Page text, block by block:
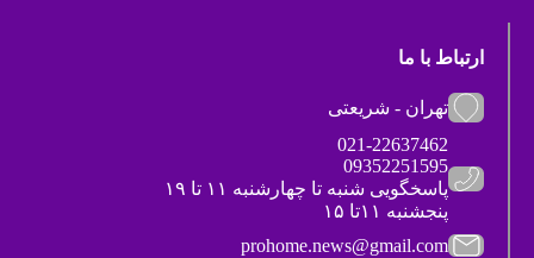
ارتباط با ما
تهران - شریعتی
021-22637462
09352251595
پاسخگویی شنبه تا چهارشنبه ۱۱ تا ۱۹
پنجشنبه ۱۱تا ۱۵
prohome.news@gmail.com